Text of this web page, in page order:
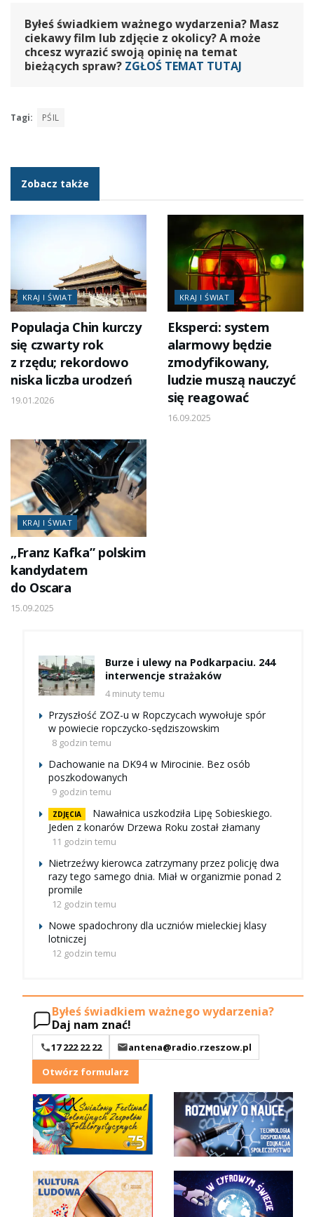
Byłeś świadkiem ważnego wydarzenia? Masz
ciekawy film lub zdjęcie z okolicy? A może
chcesz wyrazić swoją opinię na temat
bieżących spraw? ZGŁOŚ TEMAT TUTAJ
Tagi: PŚIL
Zobacz także
KRAJ I ŚWIAT
Populacja Chin kurczy
się czwarty rok
z rzędu; rekordowo
niska liczba urodzeń
19.01.2026
KRAJ I ŚWIAT
Eksperci: system
alarmowy będzie
zmodyfikowany,
ludzie muszą nauczyć
się reagować
16.09.2025
KRAJ I ŚWIAT
„Franz Kafka” polskim
kandydatem
do Oscara
15.09.2025
Burze i ulewy na Podkarpaciu. 244
interwencje strażaków
4 minuty temu
Przyszłość ZOZ-u w Ropczycach wywołuje spór
w powiecie ropczycko-sędziszowskim
8 godzin temu
Dachowanie na DK94 w Mirocinie. Bez osób
poszkodowanych
9 godzin temu
ZDJĘCIA
Nawałnica uszkodziła Lipę Sobieskiego.
Jeden z konarów Drzewa Roku został złamany
11 godzin temu
Nietrzeźwy kierowca zatrzymany przez policję dwa
razy tego samego dnia. Miał w organizmie ponad 2
promile
12 godzin temu
Nowe spadochrony dla uczniów mieleckiej klasy
lotniczej
12 godzin temu
Byłeś świadkiem ważnego wydarzenia?
Daj nam znać!
17 222 22 22
antena@radio.rzeszow.pl
Otwórz formularz